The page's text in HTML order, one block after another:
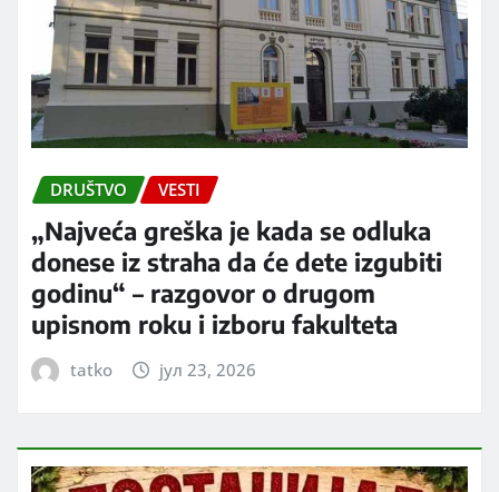
DRUŠTVO VESTI
„Najveća greška je kada se odluka
donese iz straha da će dete izgubiti
godinu“ – razgovor o drugom
upisnom roku i izboru fakulteta
tatko јул 23, 2026